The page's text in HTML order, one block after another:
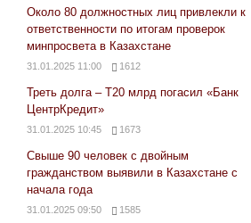
Около 80 должностных лиц привлекли к
ответственности по итогам проверок
минпросвета в Казахстане
31.01.2025 11:00 1612
Треть долга – Т20 млрд погасил «Банк
ЦентрКредит»
31.01.2025 10:45 1673
Свыше 90 человек с двойным
гражданством выявили в Казахстане с
начала года
31.01.2025 09:50 1585